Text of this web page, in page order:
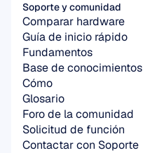
Soporte y comunidad
Comparar hardware
Guía de inicio rápido
Fundamentos
Base de conocimientos
Cómo
Glosario
Foro de la comunidad
Solicitud de función
Contactar con Soporte